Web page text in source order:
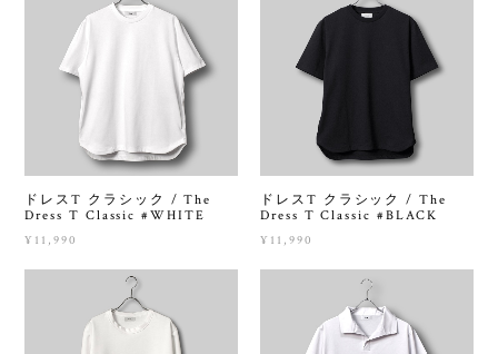
ドレスT クラシック / The
Dress T Classic #WHITE
¥11,990
ドレスT クラシック / The
Dress T Classic #BLACK
¥11,990